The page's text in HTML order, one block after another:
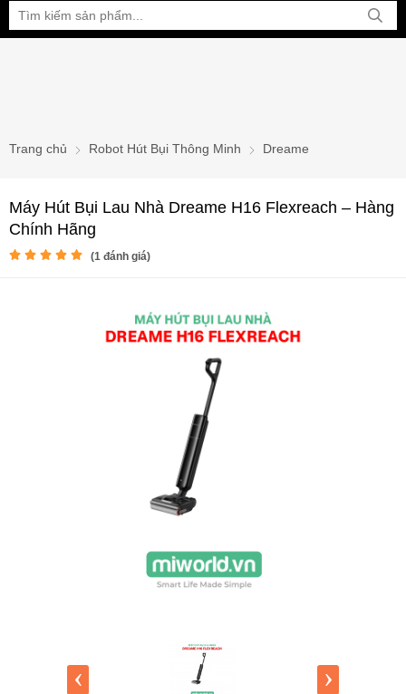
Bạn đang xem tại:
Trang chủ Robot Hút Bụi Thông Minh Dreame
Máy Hút Bụi Lau Nhà Dreame H16 Flexreach – Hàng
Chính Hãng
(1 đánh giá)
‹ ›